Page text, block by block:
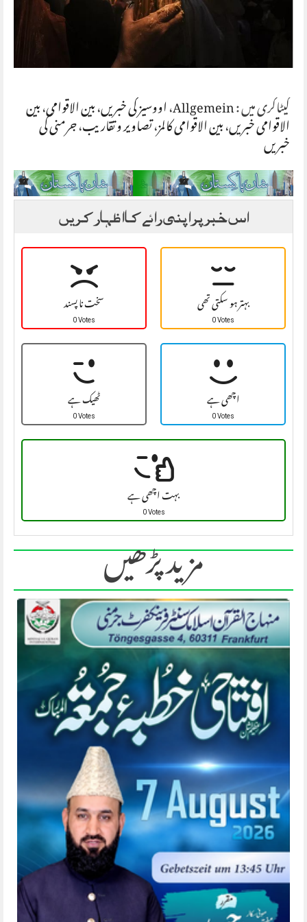
کیٹاگری میں :Allgemein،اووسیز کی خبریں،بین الاقوامی،بین الاقوامی خبریں،بین الاقوامی کالمز،تصاویر و تقاریب،جرمنی کی خبریں
اس خبر پر اپنی رائے کا اظہار کریں
سخت نا پسند
0 Votes بہتر ہو سکتی تھی
0 Votes
ٹھیک ہے
0 Votes اچھی ہے
0 Votes
بہت اچھی ہے
0 Votes
مزید پڑھیں